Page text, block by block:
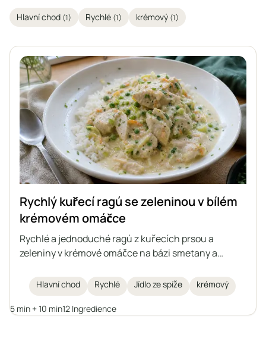
Hlavní chod (1) Rychlé (1) krémový (1)
Rychlý kuřecí ragú se zeleninou v bílém
krémovém omáčce
Rychlé a jednoduché ragú z kuřecích prsou a
zeleniny v krémové omáčce na bázi smetany a
podávaný s rýží, těstovinami nebo bramborami.
Hlavní chod Rychlé Jídlo ze spíže krémový
5 min + 10 min12 Ingredience